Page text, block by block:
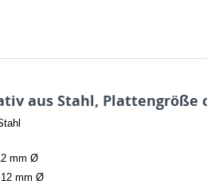
aus Stahl, Plattengröße
mm Ø
12 mm Ø